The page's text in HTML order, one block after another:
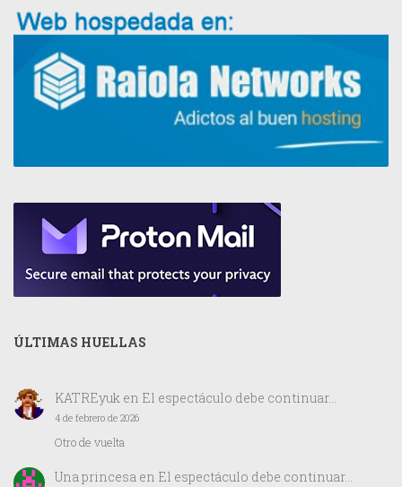
ÚLTIMAS HUELLAS
KATREyuken El espectáculo debe continuar…
4 de febrero de 2026
Otro de vuelta
Una princesaen El espectáculo debe continuar…